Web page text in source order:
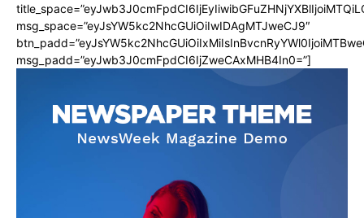
msg_space=”eyJsYW5kc2NhcGUiOiIwIDAgMTJweCJ9″
msg_padd=”eyJwb3J0cmFpdCI6IjZweCAxMHB4In0=”]